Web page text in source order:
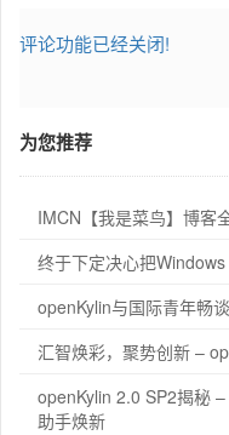
评论功能已经关闭!
为您推荐
IMCN【我是菜鸟】博客
终于下定决心把
openKylin与国际青年畅
汇智焕彩，聚势创新 –
openKylin 2.0 SP2揭秘
助手焕新